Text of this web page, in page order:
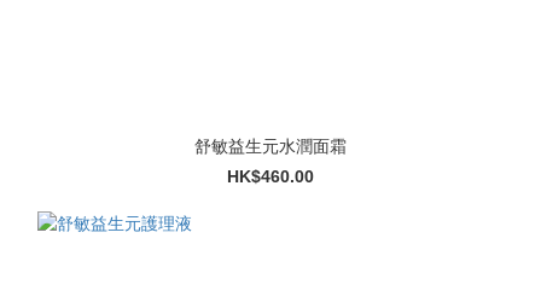
舒敏益生元水潤面霜
HK$460.00